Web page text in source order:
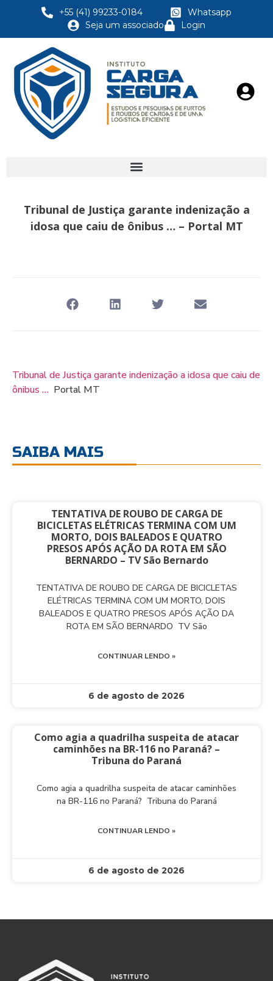
+55 (41) 99233-0184
Whatsapp
Seja um associado
Login
Tribunal de Justiça garante indenização a
idosa que caiu de ônibus … – Portal MT
Tribunal de Justiça garante indenização a idosa que caiu de
ônibus … Portal MT
SAIBA MAIS
TENTATIVA DE ROUBO DE CARGA DE
BICICLETAS ELÉTRICAS TERMINA COM UM
MORTO, DOIS BALEADOS E QUATRO
PRESOS APÓS AÇÃO DA ROTA EM SÃO
BERNARDO – TV São Bernardo
TENTATIVA DE ROUBO DE CARGA DE BICICLETAS
ELÉTRICAS TERMINA COM UM MORTO, DOIS
BALEADOS E QUATRO PRESOS APÓS AÇÃO DA
ROTA EM SÃO BERNARDO TV São
CONTINUAR LENDO »
6 de agosto de 2026
Como agia a quadrilha suspeita de atacar
caminhões na BR-116 no Paraná? –
Tribuna do Paraná
Como agia a quadrilha suspeita de atacar caminhões
na BR-116 no Paraná? Tribuna do Paraná
CONTINUAR LENDO »
6 de agosto de 2026